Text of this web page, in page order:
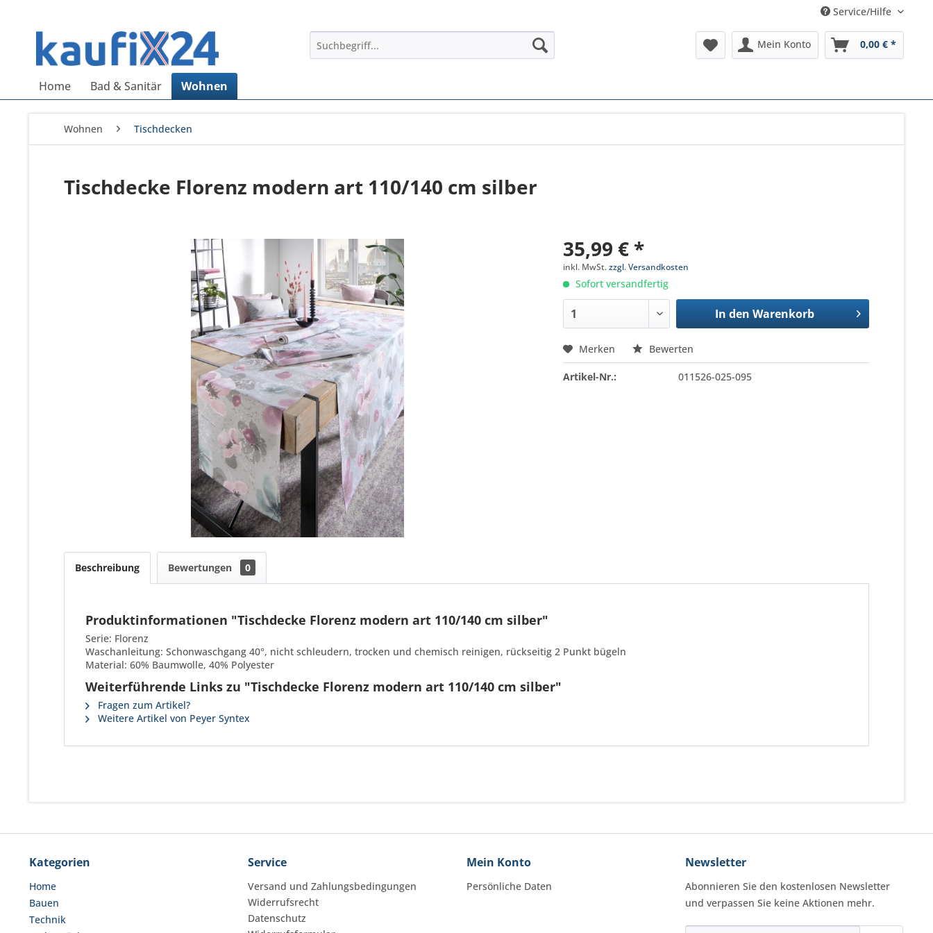
Service/Hilfe
Mein Konto 0,00 € *
Home Bad & Sanitär Wohnen
Wohnen Tischdecken
Tischdecke Florenz modern art 110/140 cm silber
35,99 € *
inkl. MwSt.zzgl. Versandkosten
Sofort versandfertig
In den Warenkorb
Merken Bewerten
Artikel-Nr.: 011526-025-095
Beschreibung Bewertungen 0
Produktinformationen "Tischdecke Florenz modern art 110/140 cm silber"
Serie: Florenz
Waschanleitung: Schonwaschgang 40°, nicht schleudern, trocken und chemisch reinigen, rückseitig 2 Punkt bügeln
Material: 60% Baumwolle, 40% Polyester
Weiterführende Links zu "Tischdecke Florenz modern art 110/140 cm silber"
Fragen zum Artikel?
Weitere Artikel von Peyer Syntex
Kategorien
Home
Bauen
Technik
Service
Versand und Zahlungsbedingungen
Widerrufsrecht
Datenschutz
Mein Konto
Persönliche Daten
Newsletter
Abonnieren Sie den kostenlosen Newsletter
und verpassen Sie keine Aktionen mehr.